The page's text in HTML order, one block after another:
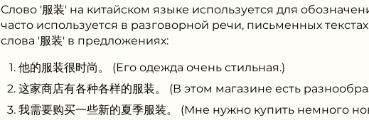
Слово '服装' на китайском языке используется для
часто используется в разговорной речи, письменных
слова '服装' в предложениях:
他的服装很时尚。 (Его одежда очень стильная.)
这家商店有各种各样的服装。 (В этом магазине есть
我需要购买一些新的夏季服装。 (Мне нужно купить немного